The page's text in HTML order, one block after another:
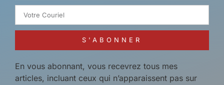
S'ABONNER
En vous abonnant, vous recevrez tous mes
articles, incluant ceux qui n’apparaissent pas sur